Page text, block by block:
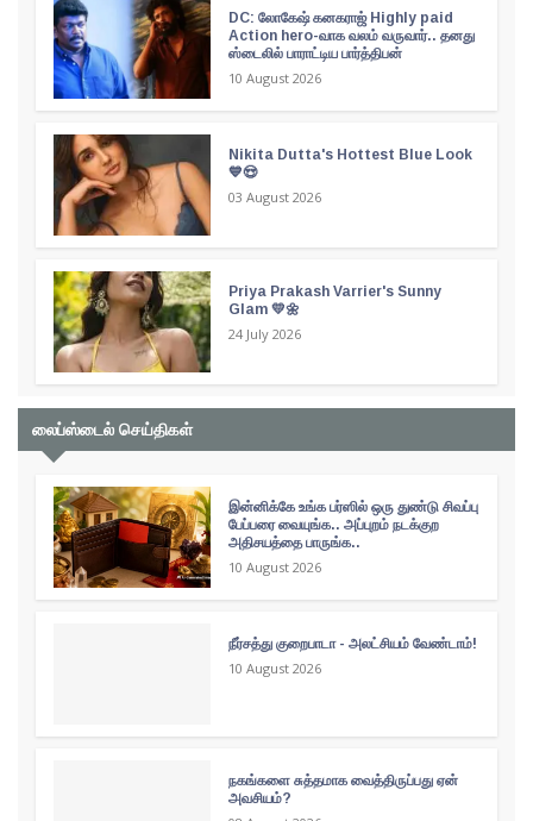
DC: லோகேஷ் கனகராஜ் Highly paid
Action hero-வாக வலம் வருவார்.. தனது
ஸ்டைலில் பாராட்டிய பார்த்திபன்
10 August 2026
Nikita Dutta's Hottest Blue Look
💙😍
03 August 2026
Priya Prakash Varrier's Sunny
Glam 💛🌼
24 July 2026
லைப்ஸ்டைல் செய்திகள்
இன்னிக்கே உங்க பர்ஸில் ஒரு துண்டு சிவப்பு
பேப்பரை வையுங்க.. அப்புறம் நடக்குற
அதிசயத்தை பாருங்க..
10 August 2026
நீர்சத்து குறைபாடா - அலட்சியம் வேண்டாம்!
10 August 2026
நகங்களை சுத்தமாக வைத்திருப்பது ஏன்
அவசியம்?